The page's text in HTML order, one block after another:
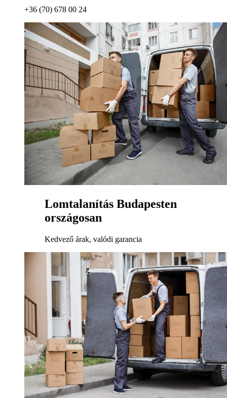
+36 (70) 678 00 24
Lomtalanítás Budapesten
országosan
Kedvező árak, valódi garancia